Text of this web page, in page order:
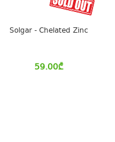
Solgar - Chelated Zinc
59.00₾